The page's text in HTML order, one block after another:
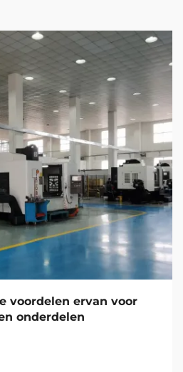
voordelen ervan voor
onderdelen